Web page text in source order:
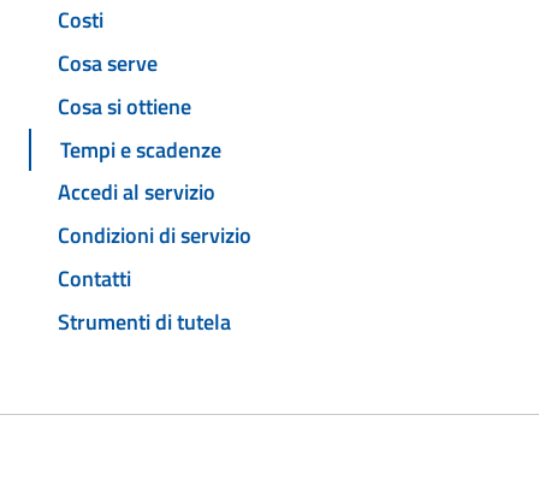
Costi
Cosa serve
Cosa si ottiene
Tempi e scadenze
Accedi al servizio
Condizioni di servizio
Contatti
Strumenti di tutela